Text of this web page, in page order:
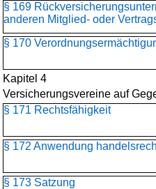
§ 169
anderen Mitglied- oder
§ 170
Kapitel 4
Versicherungsvereine auf
§ 171 Rechtsfähigkeit
§ 172 Anwendung
§ 173 Satzung